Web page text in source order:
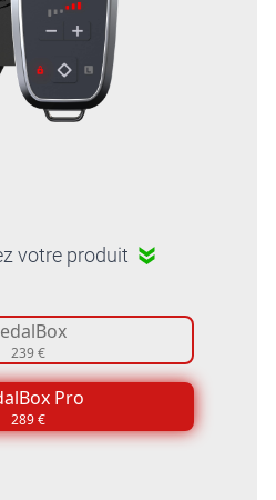
votre produit
239 €
Pro
289 €